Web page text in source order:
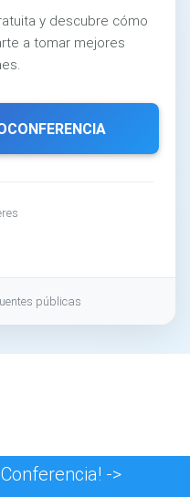
y descubre cómo
a tomar mejores
públicas
->